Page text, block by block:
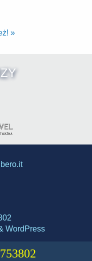
»
WordPress